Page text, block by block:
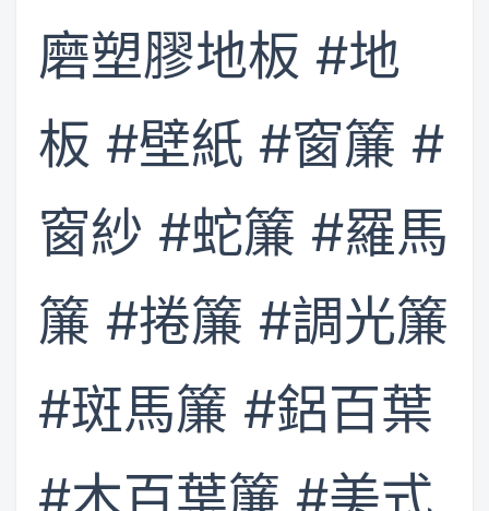
磨塑膠地板 #地
板 #壁紙 #窗簾 #
窗紗 #蛇簾 #羅馬
簾 #捲簾 #調光簾
#斑馬簾 #鋁百葉
#木百葉簾 #美式